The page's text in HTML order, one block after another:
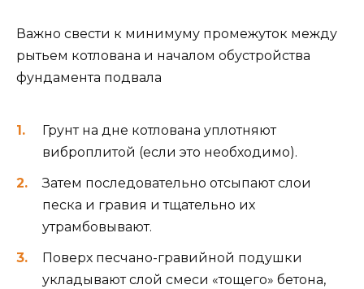
Важно свести к минимуму промежуток между
рытьем котлована и началом обустройства
фундамента подвала
Грунт на дне котлована уплотняют
виброплитой (если это необходимо).
Затем последовательно отсыпают слои
песка и гравия и тщательно их
утрамбовывают.
Поверх песчано-гравийной подушки
укладывают слой смеси «тощего» бетона,